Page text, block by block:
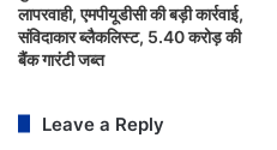
लापरवाही, एमपीयूडीसी की बड़ी कार्रवाई,
संविदाकार ब्लैकलिस्ट, 5.40 करोड़ की
बैंक गारंटी जब्त
Leave a Reply